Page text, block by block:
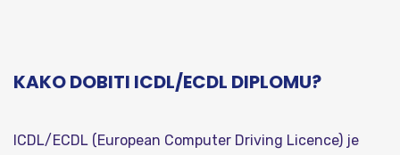
KAKO DOBITI ICDL/ECDL DIPLOMU?
ICDL/ECDL (European Computer Driving Licence) je